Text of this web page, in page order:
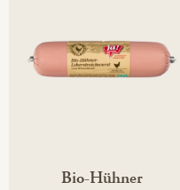
Bio-Hühner